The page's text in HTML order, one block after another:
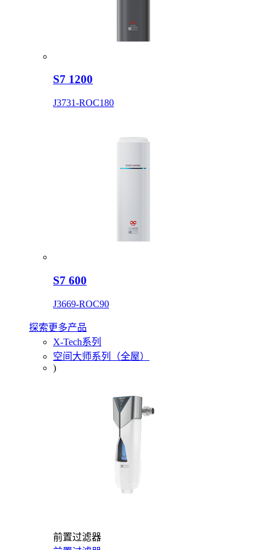
S7 1200
J3731-ROC180
S7 600
J3669-ROC90
探索更多产品
X-Tech系列
空间大师系列（全屋）
)
前置过滤器